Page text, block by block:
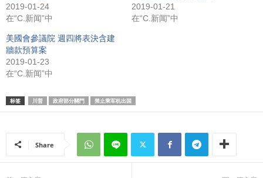
2019-01-24
在“C.新闻”中
2019-01-21
在“C.新闻”中
美國會參議院 週四將表決含建
牆款預算案
2019-01-23
在“C.新闻”中
标签 川普 政府部分關門 禁止乘军机出国
Share